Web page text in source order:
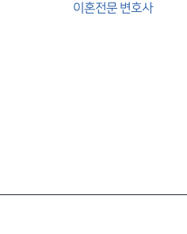
이혼전문 변호사